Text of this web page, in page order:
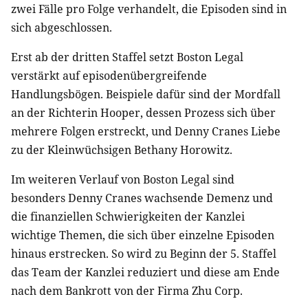
zwei Fälle pro Folge verhandelt, die Episoden sind in
sich abgeschlossen.
Erst ab der dritten Staffel setzt Boston Legal
verstärkt auf episodenübergreifende
Handlungsbögen. Beispiele dafür sind der Mordfall
an der Richterin Hooper, dessen Prozess sich über
mehrere Folgen erstreckt, und Denny Cranes Liebe
zu der Kleinwüchsigen Bethany Horowitz.
Im weiteren Verlauf von Boston Legal sind
besonders Denny Cranes wachsende Demenz und
die finanziellen Schwierigkeiten der Kanzlei
wichtige Themen, die sich über einzelne Episoden
hinaus erstrecken. So wird zu Beginn der 5. Staffel
das Team der Kanzlei reduziert und diese am Ende
nach dem Bankrott von der Firma Zhu Corp.